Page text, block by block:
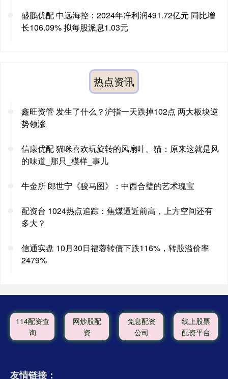
盛鹏优配 中远海控：2024年净利润491.72亿元 同比增
长106.09% 拟每股派息1.03元
热点资讯
鑫旺资管 发生了什么？沪指一天跌掉102点 两大板块逆
势领涨
信康优配 猫咪喜欢玩旋转的风扇叶。猫：原来这就是风
的味道_那只_模样_事儿
牛金所 郎世宁《骏马图》：中西合璧的艺术瑰宝
配资台 1024热点追踪：焦煤逼近前高，上方空间还有
多大？
信通实盘 10月30日福蓉转债下跌116%，转股溢价率
2479%
114配资查
询
网炒股配
资
免息配资
公司
线上股票
配资平台
友情链接：